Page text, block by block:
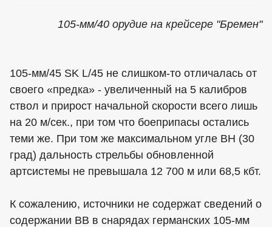
105-мм/40 орудие на крейсере "Бремен"
105-мм/45 SK L/45 не слишком-то отличалась от
своего «предка» - увеличенный на 5 калибров
ствол и прирост начальной скорости всего лишь
на 20 м/сек., при том что боеприпасы остались
теми же. При том же максимальном угле ВН (30
град) дальность стрельбы обновленной
артсистемы не превышала 12 700 м или 68,5 кбт.
К сожалению, источники не содержат сведений о
содержании ВВ в снарядах германских 105-мм